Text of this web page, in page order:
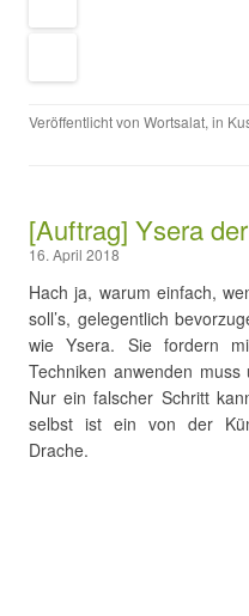
Veröffentlicht von Wortsalat, in
[Auftrag] Ysera
16. April 2018
Hach ja, warum einfach,
soll’s, gelegentlich
wie Ysera. Sie fordern
Techniken anwenden
Nur ein falscher Schritt
selbst ist ein von der
Drache.